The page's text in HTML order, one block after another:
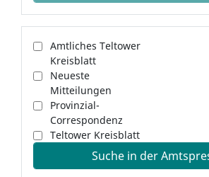
Amtliches Teltower
Kreisblatt
Neueste
Mitteilungen
Provinzial-
Correspondenz
Teltower Kreisblatt
Suche in der